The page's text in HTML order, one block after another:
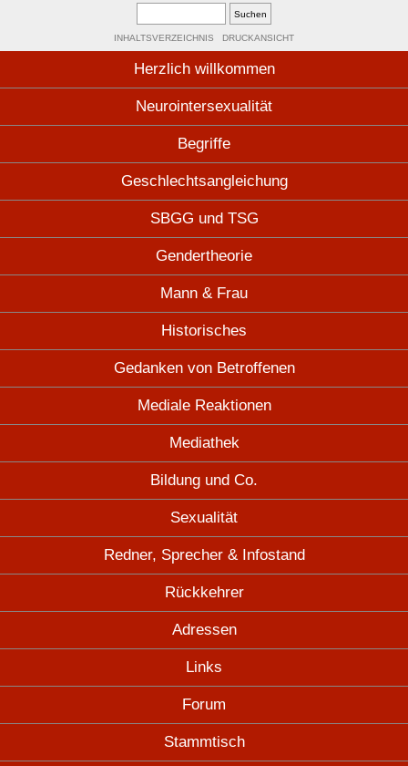
INHALTSVERZEICHNIS DRUCKANSICHT
Herzlich willkommen
Neurointersexualität
Begriffe
Geschlechtsangleichung
SBGG und TSG
Gendertheorie
Mann & Frau
Historisches
Gedanken von Betroffenen
Mediale Reaktionen
Mediathek
Bildung und Co.
Sexualität
Redner, Sprecher & Infostand
Rückkehrer
Adressen
Links
Forum
Stammtisch